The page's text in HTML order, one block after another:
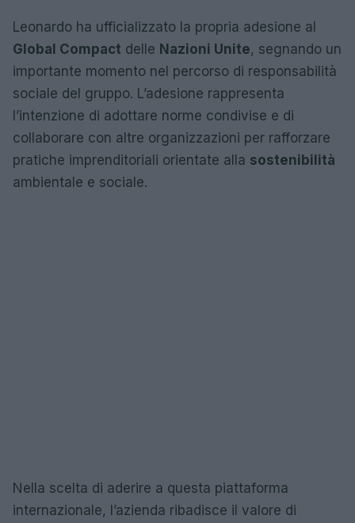
Leonardo ha ufficializzato la propria adesione al
Global Compact delle Nazioni Unite, segnando un
importante momento nel percorso di responsabilità
sociale del gruppo. L’adesione rappresenta
l’intenzione di adottare norme condivise e di
collaborare con altre organizzazioni per rafforzare
pratiche imprenditoriali orientate alla sostenibilità
ambientale e sociale.
Nella scelta di aderire a questa piattaforma
internazionale, l’azienda ribadisce il valore di